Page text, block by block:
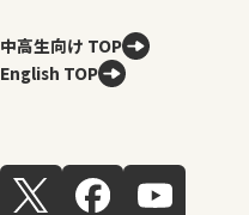
中高生向け TOP
English TOP